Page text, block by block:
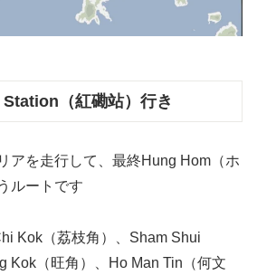
（紅磡站）行き
アを走行して、最終Hung Hom（ホ
ルートです
Kok（荔枝角）、Sham Shui
Kok（旺角）、Ho Man Tin（何文